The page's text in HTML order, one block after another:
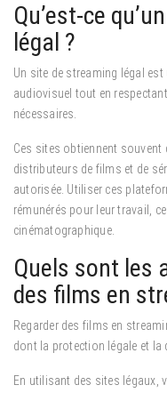
Qu’est-ce
légal ?
Un site de streaming légal
audiovisuel tout en
nécessaires.
Ces sites obtiennent souvent
distributeurs de films et de
autorisée. Utiliser ces
rémunérés pour leur travail,
cinématographique.
Quels sont les
des films en
Regarder des films en
dont la protection légale et la
En utilisant des sites légaux,